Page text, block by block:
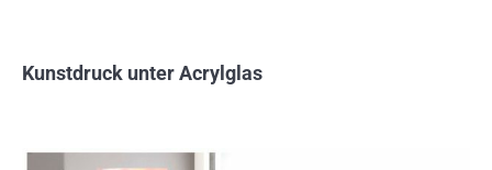
Kunstdruck unter Acrylglas